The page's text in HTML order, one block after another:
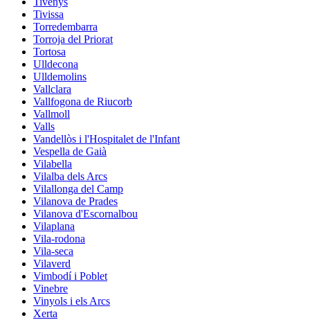
Tivissa
Torredembarra
Torroja del Priorat
Tortosa
Ulldecona
Ulldemolins
Vallclara
Vallfogona de Riucorb
Vallmoll
Valls
Vandellòs i l'Hospitalet de l'Infant
Vespella de Gaià
Vilabella
Vilalba dels Arcs
Vilallonga del Camp
Vilanova de Prades
Vilanova d'Escornalbou
Vilaplana
Vila-rodona
Vila-seca
Vilaverd
Vimbodí i Poblet
Vinebre
Vinyols i els Arcs
Xerta